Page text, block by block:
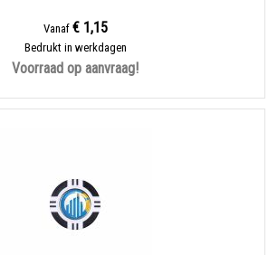
Vanaf € 1,15
Bedrukt in werkdagen
Voorraad op aanvraag!